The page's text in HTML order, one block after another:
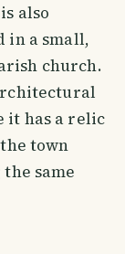
also
in a small,
church.
it has a relic
town
same